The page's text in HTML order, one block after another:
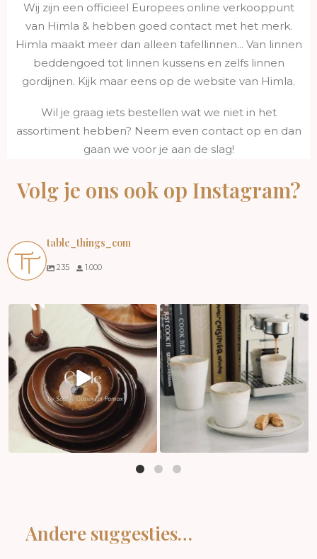
Wij zijn een officieel Europees online verkooppunt
van Himla & hebben goed contact met het merk.
Himla maakt meer dan alleen tafellinnen... Van linnen
beddengoed tot linnen kussens en zelfs linnen
gordijnen. Kijk maar eens op de website van Himla.
Wil je graag iets bestellen wat we niet in het
assortiment hebben? Neem even contact op en dan
gaan we voor je aan de slag!
Volg je ons ook op Instagram?
table_things_com
235 1.000
Andere suggesties…